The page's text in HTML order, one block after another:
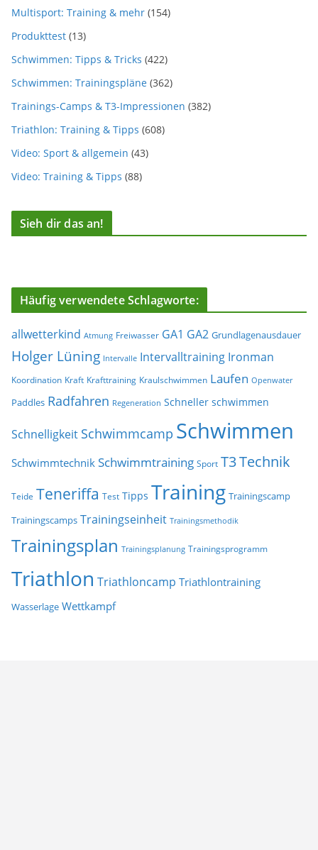
Multisport: Training & mehr (154)
Produkttest (13)
Schwimmen: Tipps & Tricks (422)
Schwimmen: Trainingspläne (362)
Trainings-Camps & T3-Impressionen (382)
Triathlon: Training & Tipps (608)
Video: Sport & allgemein (43)
Video: Training & Tipps (88)
Sieh dir das an!
Häufig verwendete Schlagworte:
allwetterkind Atmung Freiwasser GA1 GA2 Grundlagenausdauer
Holger Lüning Intervalle Intervalltraining Ironman
Koordination Kraft Krafttraining Kraulschwimmen Laufen Openwater
Paddles Radfahren Regeneration Schneller schwimmen
Schnelligkeit Schwimmcamp Schwimmen
Schwimmtechnik Schwimmtraining Sport T3Technik
Teide Teneriffa Test Tipps Training Trainingscamp
Trainingscamps Trainingseinheit Trainingsmethodik
Trainingsplan Trainingsplanung Trainingsprogramm
Triathlon Triathloncamp Triathlontraining
Wasserlage Wettkampf